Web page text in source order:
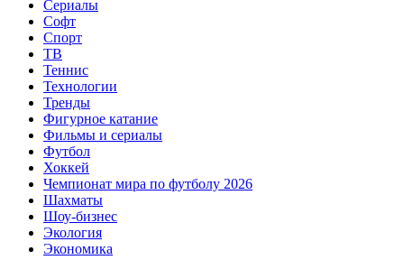
Сериалы
Софт
Спорт
ТВ
Теннис
Технологии
Тренды
Фигурное катание
Фильмы и сериалы
Футбол
Хоккей
Чемпионат мира по футболу 2026
Шахматы
Шоу-бизнес
Экология
Экономика